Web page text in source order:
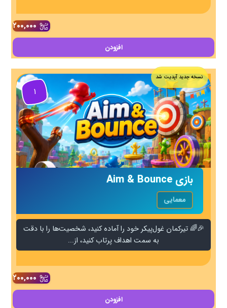
۲۰۰,۰۰۰
افزودن
۱
بازی Aim & Bounce
معمایی
🎉🌈 تیرکمان غول‌پیکر خود را آماده کنید، شخصیت‌ها را با دقت
به سمت اهداف پرتاب کنید، از...
نسخه جدید آپدیت شد
۲۰۰,۰۰۰
افزودن